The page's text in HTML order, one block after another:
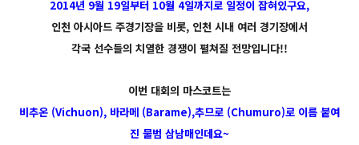
2014년 9월 19일부터 10월 4일까지로 일정이 잡혀있구요,
인천 아시아드 주경기장을 비롯, 인천 시내 여러 경기장에서
각국 선수들의 치열한 경쟁이 펼쳐질 전망입니다!!
이번 대회의 마스코트는
비추온 (Vichuon), 바라메 (Barame),추므로 (Chumuro)로 이름 붙여
진 물범 삼남매인데요~